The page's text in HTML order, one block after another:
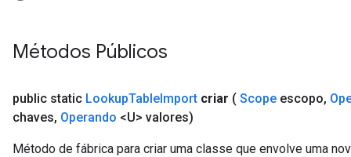
Métodos Públicos
public static LookupTableImport criar ( Scope escopo,
chaves, Operando <U> valores)
Método de fábrica para criar uma classe que envolve uma